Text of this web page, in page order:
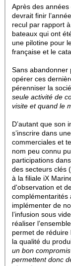
Après des années
devrait finir
recul par rapport
bateaux qui ont
une pilotine pour
française et le
Sans abandonner
opérer ces
pérenniser la
seule activité de
visite et quand le
D’autant que son
s’inscrire dans
commerciales et
nom peu connu
participations
des secteurs clés
à la filiale iX
d'observation et
complémentarités
implémenter de
l’infusion sous
réaliser
permet de réduire
la qualité du
un bon
permettent donc